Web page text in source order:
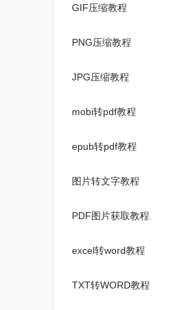
GIF压缩教程
PNG压缩教程
JPG压缩教程
mobi转pdf教程
epub转pdf教程
图片转文字教程
PDF图片获取教程
excel转word教程
TXT转WORD教程